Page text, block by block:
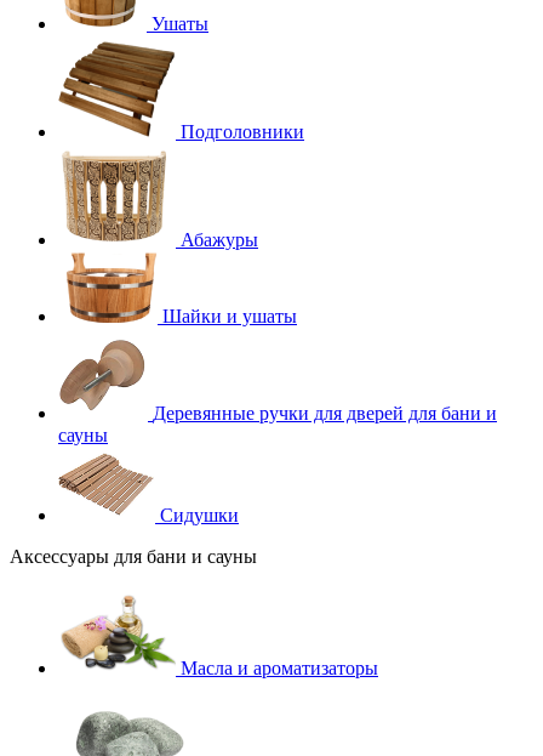
Ушаты
Подголовники
Абажуры
Шайки и ушаты
Деревянные ручки для дверей для бани и
сауны
Сидушки
Аксессуары для бани и сауны
Масла и ароматизаторы